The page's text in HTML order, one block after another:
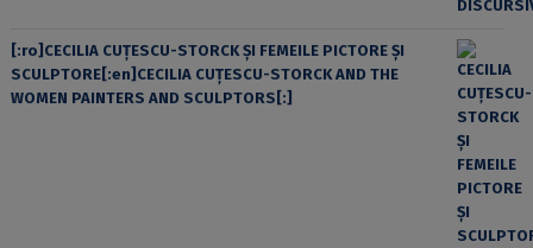
[:ro]CECILIA CUŢESCU-STORCK ŞI FEMEILE PICTORE ŞI
SCULPTORE[:en]CECILIA CUŢESCU-STORCK AND THE
WOMEN PAINTERS AND SCULPTORS[:]